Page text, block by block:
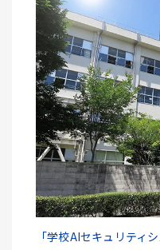
「学校AIセキュリティ